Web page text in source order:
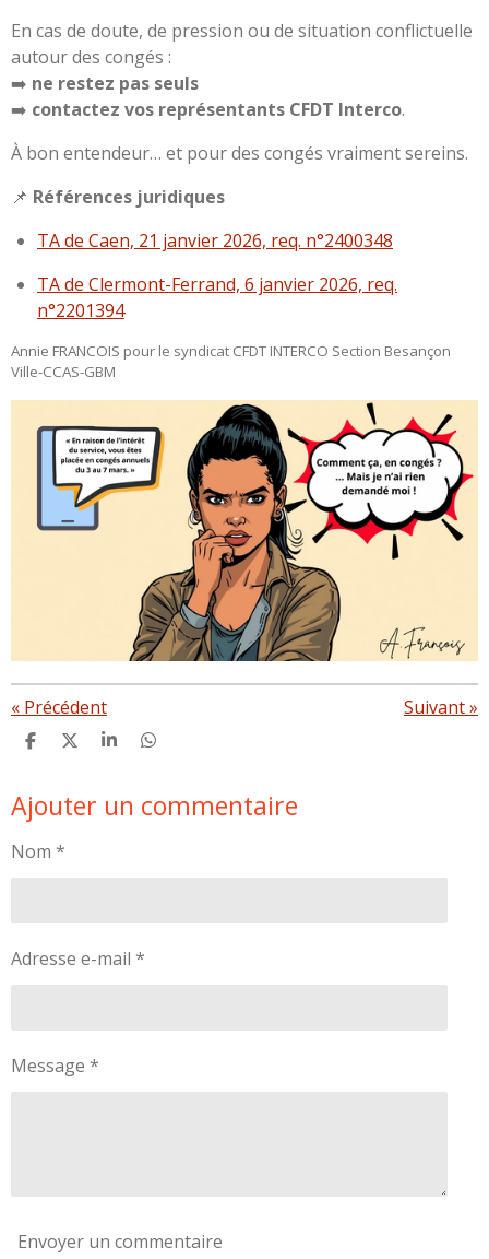
En cas de doute, de pression ou de situation conflictuelle
autour des congés :
➡️ ne restez pas seuls
➡️ contactez vos représentants CFDT Interco.
À bon entendeur… et pour des congés vraiment sereins.
📌 Références juridiques
TA de Caen, 21 janvier 2026, req. n°2400348
TA de Clermont-Ferrand, 6 janvier 2026, req.
n°2201394
Annie FRANCOIS pour le syndicat CFDT INTERCO Section Besançon
Ville-CCAS-GBM
« Précédent Suivant»
P
t
a
e
P
t
a
P
t
a
P
t
a
Ajouter un commentaire
Nom *
Adresse e-mail *
Message *
Envoyer un commentaire